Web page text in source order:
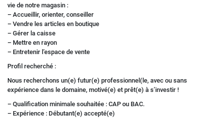
vie de notre magasin :
– Accueillir, orienter, conseiller
– Vendre les articles en boutique
– Gérer la caisse
– Mettre en rayon
– Entretenir l’espace de vente
Profil recherché :
Nous recherchons un(e) futur(e) professionnel(le, avec ou sans
expérience dans le domaine, motivé(e) et prêt(e) à s’investir !
– Qualification minimale souhaitée : CAP ou BAC.
– Expérience : Débutant(e) accepté(e)